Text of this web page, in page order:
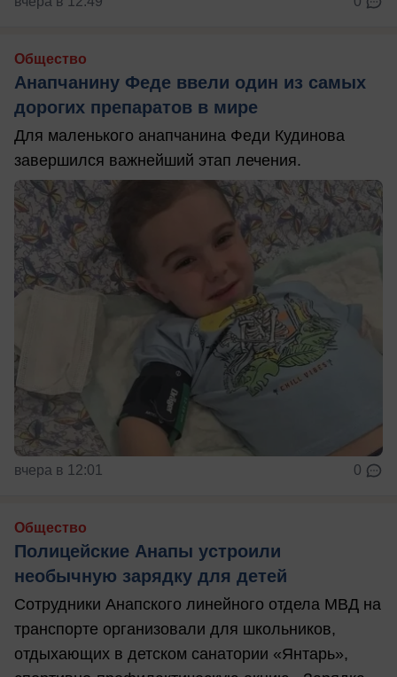
Общество
Анапчанину Феде ввели один из самых
дорогих препаратов в мире
Для маленького анапчанина Феди Кудинова
завершился важнейший этап лечения.
вчера в 12:01 0
Общество
Полицейские Анапы устроили
необычную зарядку для детей
Сотрудники Анапского линейного отдела МВД на
транспорте организовали для школьников,
отдыхающих в детском санатории «Янтарь»,